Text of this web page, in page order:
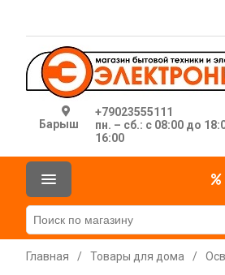
Барыш
+79023555111
пн. – сб.: с 08:00 до
16:00
Главная / Товары для дома /